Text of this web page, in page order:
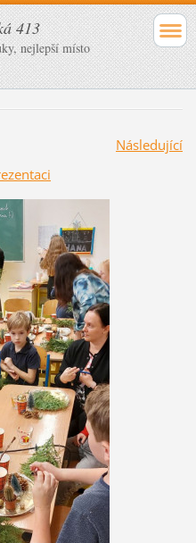
413
nejlepší místo
Následující